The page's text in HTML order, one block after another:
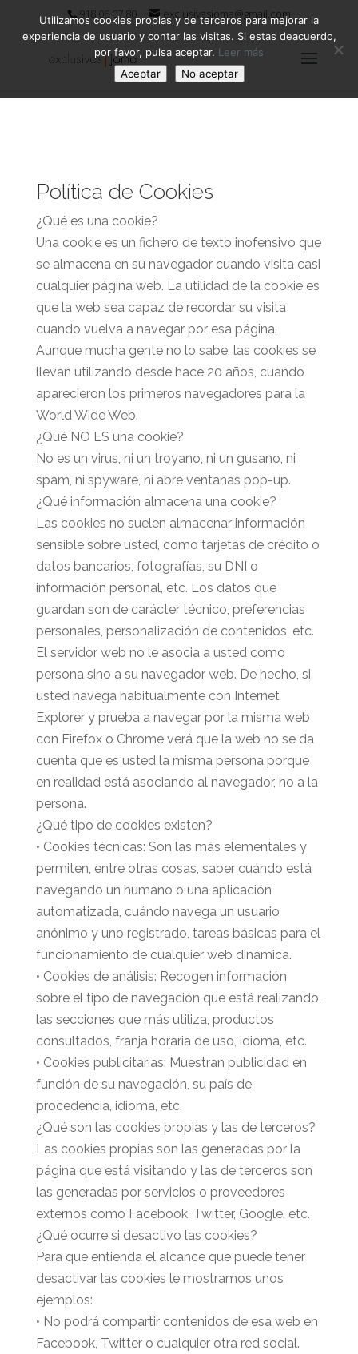
918 06 07 80 exclusivasjoma@gmail.com
Política de Cookies
¿Qué es una cookie?
Una cookie es un fichero de texto inofensivo que
se almacena en su navegador cuando visita casi
cualquier página web. La utilidad de la cookie es
que la web sea capaz de recordar su visita
cuando vuelva a navegar por esa página.
Aunque mucha gente no lo sabe, las cookies se
llevan utilizando desde hace 20 años, cuando
aparecieron los primeros navegadores para la
World Wide Web.
¿Qué NO ES una cookie?
No es un virus, ni un troyano, ni un gusano, ni
spam, ni spyware, ni abre ventanas pop-up.
¿Qué información almacena una cookie?
Las cookies no suelen almacenar información
sensible sobre usted, como tarjetas de crédito o
datos bancarios, fotografías, su DNI o
información personal, etc. Los datos que
guardan son de carácter técnico, preferencias
personales, personalización de contenidos, etc.
El servidor web no le asocia a usted como
persona sino a su navegador web. De hecho, si
usted navega habitualmente con Internet
Explorer y prueba a navegar por la misma web
con Firefox o Chrome verá que la web no se da
cuenta que es usted la misma persona porque
en realidad está asociando al navegador, no a la
persona.
¿Qué tipo de cookies existen?
• Cookies técnicas: Son las más elementales y
permiten, entre otras cosas, saber cuándo está
navegando un humano o una aplicación
automatizada, cuándo navega un usuario
anónimo y uno registrado, tareas básicas para el
funcionamiento de cualquier web dinámica.
• Cookies de análisis: Recogen información
sobre el tipo de navegación que está realizando,
las secciones que más utiliza, productos
consultados, franja horaria de uso, idioma, etc.
• Cookies publicitarias: Muestran publicidad en
función de su navegación, su país de
procedencia, idioma, etc.
¿Qué son las cookies propias y las de terceros?
Las cookies propias son las generadas por la
página que está visitando y las de terceros son
las generadas por servicios o proveedores
externos como Facebook, Twitter, Google, etc.
¿Qué ocurre si desactivo las cookies?
Para que entienda el alcance que puede tener
desactivar las cookies le mostramos unos
ejemplos:
• No podrá compartir contenidos de esa web en
Facebook, Twitter o cualquier otra red social.
Utilizamos cookies propias y de terceros para mejorar la
experiencia de usuario y contar las visitas. Si estas deacuerdo,
por favor, pulsa aceptar. Leer más
Aceptar
No aceptar